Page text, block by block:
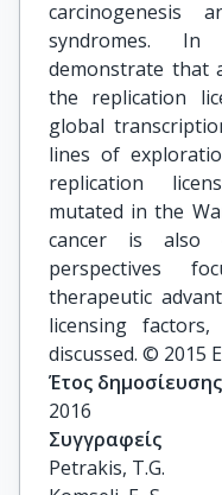
syndromes.
demonstrate that
the replication
global
lines of
replication
mutated in the
cancer is also
perspectives
therapeutic
licensing
discussed. © 2015
Έτος δημοσίευσης
2016
Συγγραφείς
Petrakis, T.G.